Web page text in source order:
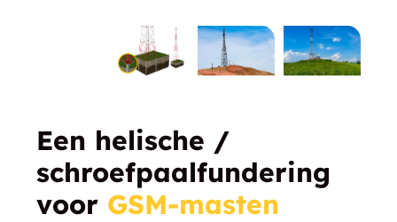
Een helische /
schroefpaalfundering
voor GSM-masten